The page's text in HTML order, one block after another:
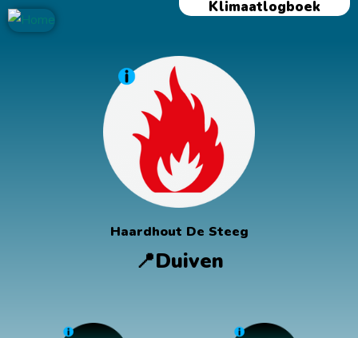
Ga
naar
Klimaatlogboek
Haardhout De Steeg
📍Duiven